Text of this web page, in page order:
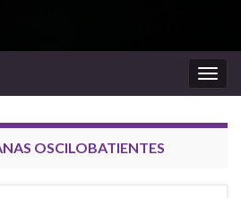
la
OSCILOBATIENTES